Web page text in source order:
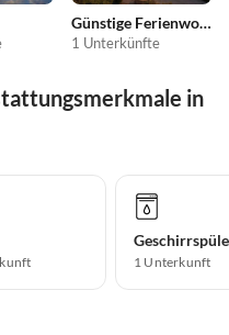
Günstige Ferienwohnungen
1 Unterkünfte
in
1 Unterkunft